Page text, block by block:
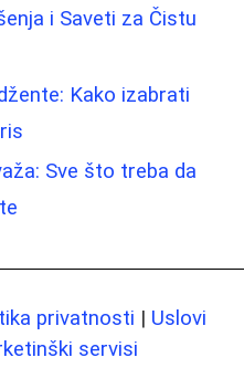
i Saveti za Čistu
Kako izabrati
Sve što treba da
privatnosti | Uslovi
servisi